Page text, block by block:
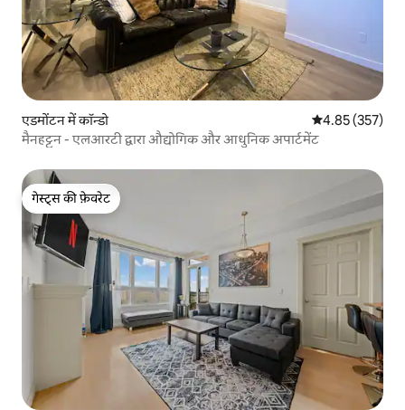
एडमोंटन में कॉन्डो औसत रेटिंग 5 में से
4.85 (357)
मैनहट्टन - एलआरटी द्वारा औद्योगिक और आधुनिक अपार्टमेंट
गेस्ट्स की फ़ेवरेट
गेस्ट्स की फ़ेवरेट